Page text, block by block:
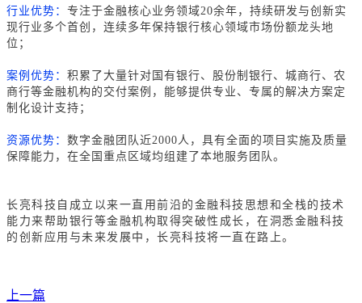
行业优势： 专注于金融核心业务领域20余年，持续研发与创新实
现行业多个首创，连续多年保持银行核心领域市场份额龙头地
位；
案例优势： 积累了大量针对国有银行、股份制银行、城商行、农
商行等金融机构的交付案例，能够提供专业、专属的解决方案定
制化设计支持；
资源优势： 数字金融团队近2000人，具有全面的项目实施及质量
保障能力，在全国重点区域均组建了本地服务团队。
长亮科技自成立以来一直用前沿的金融科技思想和全栈的技术
能力来帮助银行等金融机构取得突破性成长，在洞悉金融科技
的创新应用与未来发展中，长亮科技将一直在路上。
上一篇